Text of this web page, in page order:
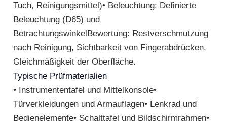
Tuch, Reinigungsmittel)• Beleuchtung: Definierte
Beleuchtung (D65) und
BetrachtungswinkelBewertung: Restverschmutzung
nach Reinigung, Sichtbarkeit von Fingerabdrücken,
Gleichmäßigkeit der Oberfläche.
Typische Prüfmaterialien
• Instrumententafel und Mittelkonsole•
Türverkleidungen und Armauflagen• Lenkrad und
Bedienelemente• Schalttafel und Bildschirmrahmen•